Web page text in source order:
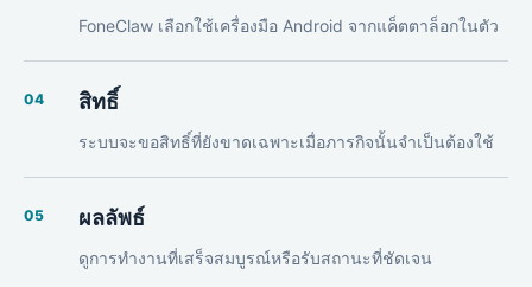
FoneClaw เลือกใช้เครื่องมือ Android จากแค็ตตาล็อกในตัว
04 สิทธิ์
ระบบจะขอสิทธิ์ที่ยังขาดเฉพาะเมื่อภารกิจนั้นจำเป็นต้องใช้
05 ผลลัพธ์
ดูการทำงานที่เสร็จสมบูรณ์หรือรับสถานะที่ชัดเจน